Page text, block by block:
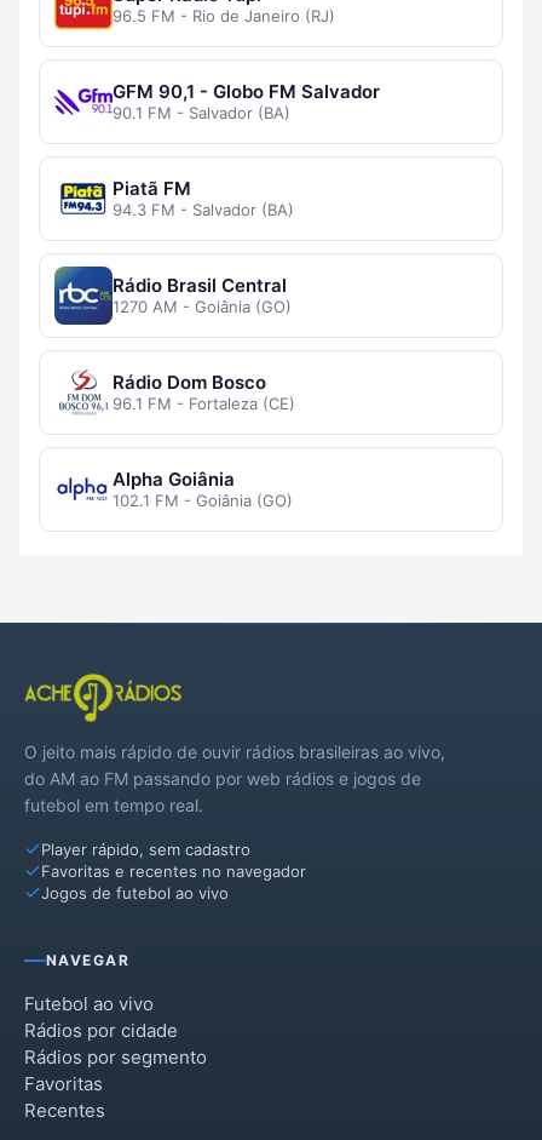
96.5 FM - Rio de Janeiro (RJ)
GFM 90,1 - Globo FM Salvador
90.1 FM - Salvador (BA)
Piatã FM
94.3 FM - Salvador (BA)
Rádio Brasil Central
1270 AM - Goiânia (GO)
Rádio Dom Bosco
96.1 FM - Fortaleza (CE)
Alpha Goiânia
102.1 FM - Goiânia (GO)
O jeito mais rápido de ouvir rádios brasileiras ao vivo,
do AM ao FM passando por web rádios e jogos de
futebol em tempo real.
Player rápido, sem cadastro
Favoritas e recentes no navegador
Jogos de futebol ao vivo
NAVEGAR
Futebol ao vivo
Rádios por cidade
Rádios por segmento
Favoritas
Recentes